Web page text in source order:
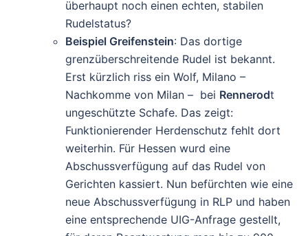
überhaupt noch einen echten, stabilen
Rudelstatus?
Beispiel Greifenstein: Das dortige
grenzüberschreitende Rudel ist bekannt.
Erst kürzlich riss ein Wolf, Milano –
Nachkomme von Milan – bei Rennerodt
ungeschützte Schafe. Das zeigt:
Funktionierender Herdenschutz fehlt dort
weiterhin. Für Hessen wurd eine
Abschussverfügung auf das Rudel von
Gerichten kassiert. Nun befürchten wie eine
neue Abschussverfügung in RLP und haben
eine entsprechende UIG-Anfrage gestellt,